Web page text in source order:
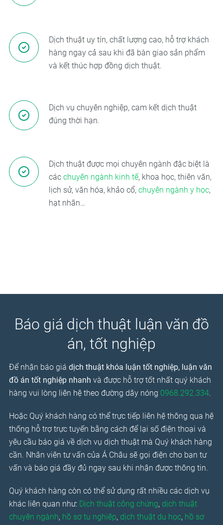
Dịch thuật uy tín, chất lượng cao, hỗ trợ khách
hàng ngay cả sau khi đã bàn giao sản phẩm
và kết thúc hợp đồng dịch thuật.
Dịch vụ chuyên nghiệp, cam kết dịch thuật
đúng thời hạn.
Dịch thuật được mọi chuyên ngành đặc biệt là
cácchuyên ngành kinh tế, khoa học, thiên văn,
lịch sử, văn hóa, khảo cổ, chuyên ngành y học,
hạt nhân…
Báo giá dịch thuật luận văn đồ
án, tốt nghiệp
Để nhận báo giá dịch thuật khóa luận tốt nghiệp, luận văn
đồ án tốt nghiệp nhanh và được hỗ trợ tốt nhất quý khách
hàng vui lòng liên hệ theo đường dây nóng 0968.292.334.
Hoặc Quý khách hàng có thể trực tiếp liên hệ thông qua hệ
thống hỗ trợ trực tuyến bằng cách để lại số điện thoại và
yêu cầu báo giá về dịch vụ dịch thuật mà Quý khách hàng
cần. Nhân viên tư vấn của Á Châu sẽ gọi điện cho bạn tư
vấn và báo giá đầy đủ ngay sau khi nhận được thông tin.
Quý khách hàng còn có thể sử dụng rất nhiều các dịch vụ
khác liên quan như: Dịch thuật công chứng, dịch thuật
chuyên ngành, hồ sơ tu nghiệp, dịch thuật du học, hồ sơ